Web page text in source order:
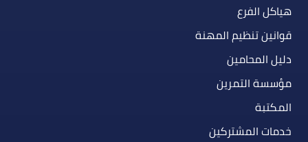
هياكل الفرع
قوانين تنظيم المهنة
دليل المحامين
مؤسسة التمرين
المكتبة
خدمات المشتركين